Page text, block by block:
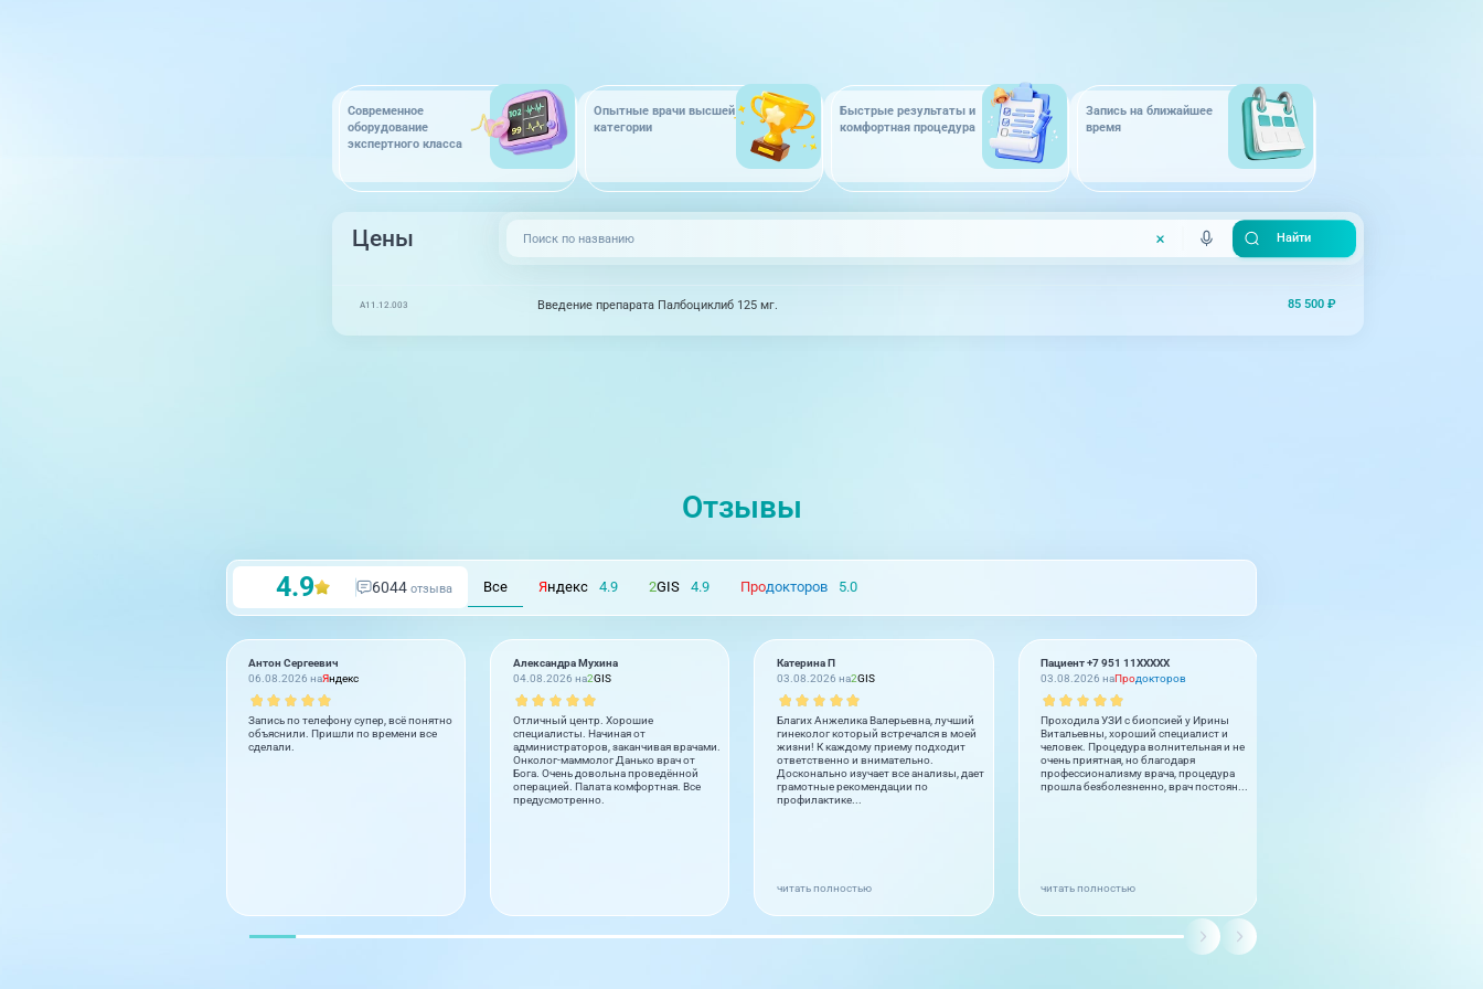
Современное
оборудование
экспертного класса
Опытные врачи высшей
категории
Быстрые результаты и
комфортная процедура
Запись на ближайшее
время
Цены
A11.12.003 Введение препарата Палбоциклиб 125 мг. 85 500 ₽
Отзывы
4.9 6044 отзыва Все Яндекс 4.9 2GIS 4.9 Продокторов 5.0
Антон Сергеевич
06.08.2026 наЯндекс
Запись по телефону супер, всё понятно
объяснили. Пришли по времени все
сделали.
Александра Мухина
04.08.2026 на2GIS
Отличный центр. Хорошие
специалисты. Начиная от
администраторов, заканчивая врачами.
Онколог-маммолог Данько врач от
Бога. Очень довольна проведённой
операцией. Палата комфортная. Все
предусмотренно.
Катерина П
03.08.2026 на2GIS
Благих Анжелика Валерьевна, лучший
гинеколог который встречался в моей
жизни! К каждому приему подходит
ответственно и внимательно.
Досконально изучает все анализы, дает
грамотные рекомендации по
профилактике...
читать полностью
Пациент +7 951 11XXXXX
03.08.2026 наПродокторов
Проходила УЗИ с биопсией у Ирины
Витальевны, хороший специалист и
человек. Процедура волнительная и не
очень приятная, но благодаря
профессионализму врача, процедура
прошла безболезненно, врач постоян...
читать полностью